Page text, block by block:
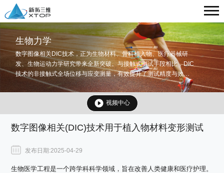
生物力学
数字图像相关DIC技术，正为生物材料、骨科植入物、医疗器械研
发、生物运动力学研究带来全新突破。与接触式测试手段相比，DIC
技术的非接触式全场位移与应变测量，有效提升了测试精度与效
率，成为生物力学研发创新的有力工具。
视频中心
数字图像相关(DIC)技术用于植入物材料变形测试
发布日期:2025-04-29
生物医学工程是一个跨学科科学领域，旨在改善人类健康和医疗护理。